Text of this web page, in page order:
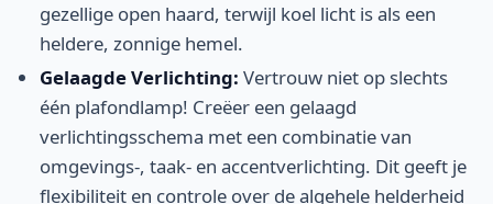
gezellige open haard, terwijl koel licht is als een
heldere, zonnige hemel.
Gelaagde Verlichting: Vertrouw niet op slechts
één plafondlamp! Creëer een gelaagd
verlichtingsschema met een combinatie van
omgevings-, taak- en accentverlichting. Dit geeft je
flexibiliteit en controle over de algehele helderheid